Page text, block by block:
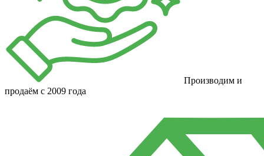
Производим и
продаём с 2009 года